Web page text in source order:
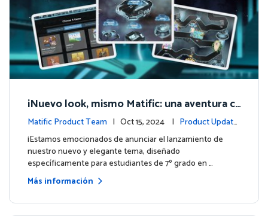
¡Nuevo look, mismo Matific: una aventura c
ósmica de aprendizaje te espera! 🚀🌌
Matific Product Team | Oct 15, 2024 | Product Update
s
¡Estamos emocionados de anunciar el lanzamiento de
nuestro nuevo y elegante tema, diseñado
específicamente para estudiantes de 7º grado en …
Más información